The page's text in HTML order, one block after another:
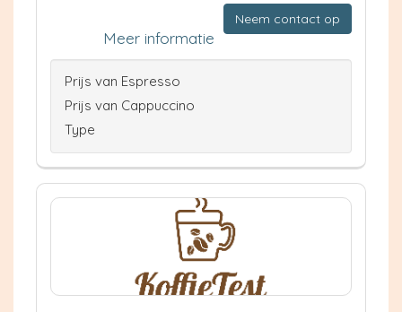
Neem contact op
Meer informatie
Prijs van Espresso
Prijs van Cappuccino
Type